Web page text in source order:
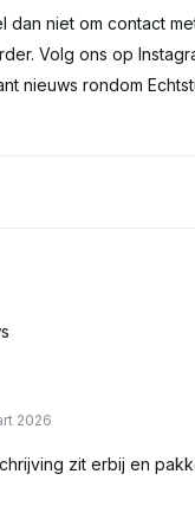
dan niet om contact
Volg ons op
nieuws rondom
2026
zit erbij en